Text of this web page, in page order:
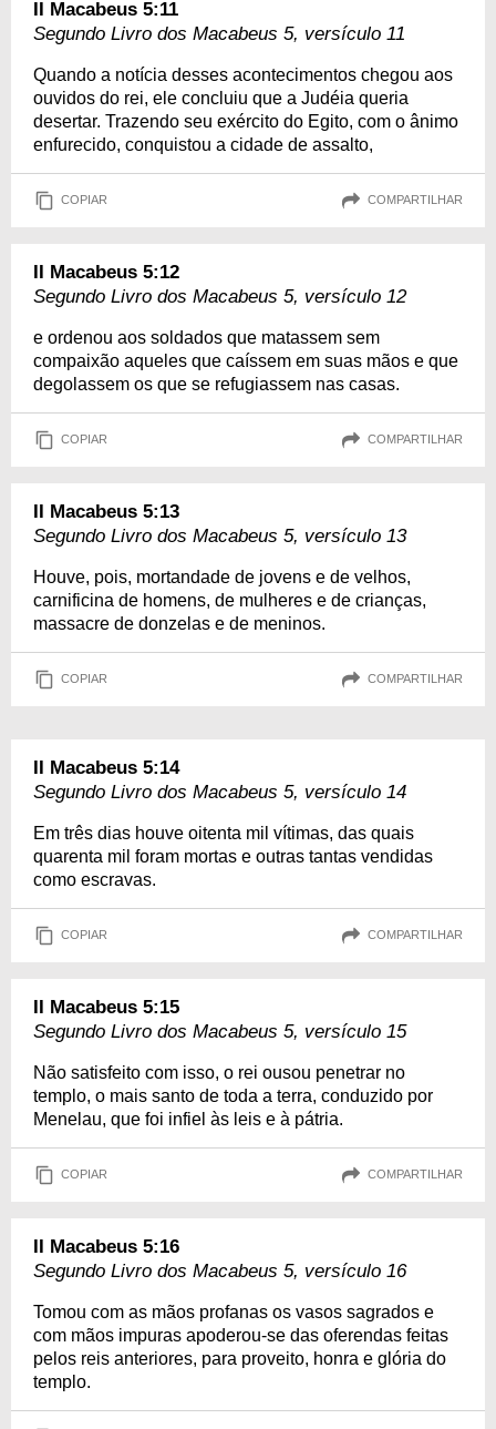
II Macabeus 5:11
Segundo Livro dos Macabeus 5, versículo 11
Quando a notícia desses acontecimentos chegou aos
ouvidos do rei, ele concluiu que a Judéia queria
desertar. Trazendo seu exército do Egito, com o ânimo
enfurecido, conquistou a cidade de assalto,
COPIAR COMPARTILHAR
II Macabeus 5:12
Segundo Livro dos Macabeus 5, versículo 12
e ordenou aos soldados que matassem sem
compaixão aqueles que caíssem em suas mãos e que
degolassem os que se refugiassem nas casas.
COPIAR COMPARTILHAR
II Macabeus 5:13
Segundo Livro dos Macabeus 5, versículo 13
Houve, pois, mortandade de jovens e de velhos,
carnificina de homens, de mulheres e de crianças,
massacre de donzelas e de meninos.
COPIAR COMPARTILHAR
II Macabeus 5:14
Segundo Livro dos Macabeus 5, versículo 14
Em três dias houve oitenta mil vítimas, das quais
quarenta mil foram mortas e outras tantas vendidas
como escravas.
COPIAR COMPARTILHAR
II Macabeus 5:15
Segundo Livro dos Macabeus 5, versículo 15
Não satisfeito com isso, o rei ousou penetrar no
templo, o mais santo de toda a terra, conduzido por
Menelau, que foi infiel às leis e à pátria.
COPIAR COMPARTILHAR
II Macabeus 5:16
Segundo Livro dos Macabeus 5, versículo 16
Tomou com as mãos profanas os vasos sagrados e
com mãos impuras apoderou-se das oferendas feitas
pelos reis anteriores, para proveito, honra e glória do
templo.